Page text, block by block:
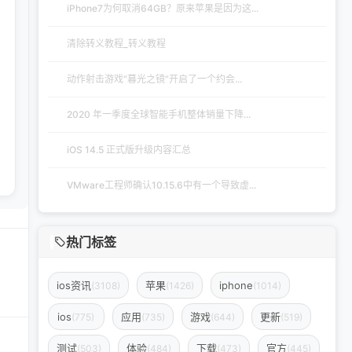
iPhone7为何取消64GB？原来苹果是因为这...
清除转义教程_转义教程
动作射击游戏“暮光之镜”开启了一个约会...
2020 年一季度全球智能手机整体销量下降...
iOS 14.5 正式版升级内容汇总
VMware工程师确认10.15.6中有一个导致虚...
热门标签
ios资讯 (3108) 苹果(1426) iphone(1014)
ios(775) 应用(735) 游戏(644) 更新(519)
测试(503) 体验(484) 下载(473) 官方(445)